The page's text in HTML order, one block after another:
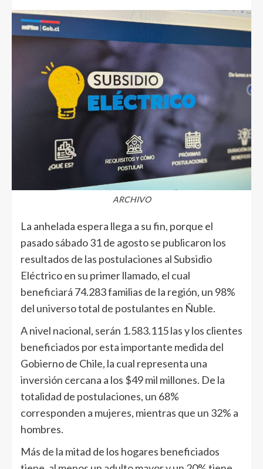
ARCHIVO
La anhelada espera llega a su fin, porque el
pasado sábado 31 de agosto se publicaron los
resultados de las postulaciones al Subsidio
Eléctrico en su primer llamado, el cual
beneficiará 74.283 familias de la región, un 98%
del universo total de postulantes en Ñuble.
A nivel nacional, serán 1.583.115 las y los clientes
beneficiados por esta importante medida del
Gobierno de Chile, la cual representa una
inversión cercana a los $49 mil millones. De la
totalidad de postulaciones, un 68%
corresponden a mujeres, mientras que un 32% a
hombres.
Más de la mitad de los hogares beneficiados